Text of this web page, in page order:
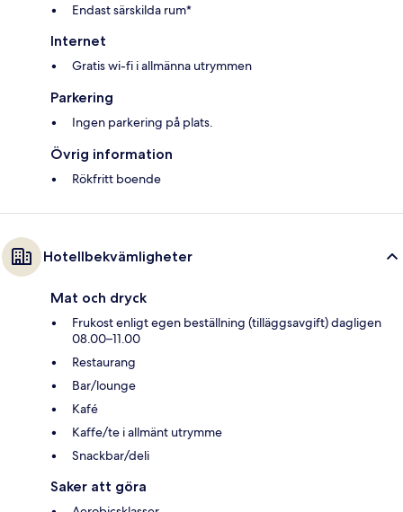
Endast särskilda rum*
Internet
Gratis wi-fi i allmänna utrymmen
Parkering
Ingen parkering på plats.
Övrig information
Rökfritt boende
Hotellbekvämligheter
Mat och dryck
Frukost enligt egen beställning (tilläggsavgift) dagligen
08.00–11.00
Restaurang
Bar/lounge
Kafé
Kaffe/te i allmänt utrymme
Snackbar/deli
Saker att göra